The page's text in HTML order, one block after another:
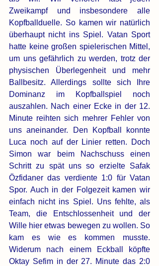
Zweikampf und insbesondere alle
Kopfballduelle. So kamen wir natürlich
überhaupt nicht ins Spiel. Vatan Sport
hatte keine großen spielerischen Mittel,
um uns gefährlich zu werden, trotz der
physischen Überlegenheit und mehr
Ballbesitz. Allerdings sollte sich Ihre
Dominanz im Kopfballspiel noch
auszahlen. Nach einer Ecke in der 12.
Minute reihten sich mehrer Fehler von
uns aneinander. Den Kopfball konnte
Luca noch auf der Linier retten. Doch
Simon war beim Nachschuss einen
Schritt zu spät uns so erzielte Safak
Özfidaner das verdiente 1:0 für Vatan
Spor. Auch in der Folgezeit kamen wir
einfach nicht ins Spiel. Uns fehlte, als
Team, die Entschlossenheit und der
Wille hier etwas bewegen zu wollen. So
kam es wie es kommen musste.
Widerum nach einem Eckball köpfte
Oktay Sefim in der 27. Minute das 2:0